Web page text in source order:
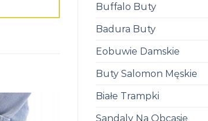
Buffalo Buty
Badura Buty
Eobuwie Damskie
Buty Salomon Męskie
Białe Trampki
Sandaly Na Obcasie